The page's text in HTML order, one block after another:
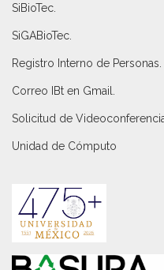
SiBioTec
SiGABioTec.
Registro Interno de Personas
Correo IBt en Gmail
Solicitud de
Unidad de Cómputo